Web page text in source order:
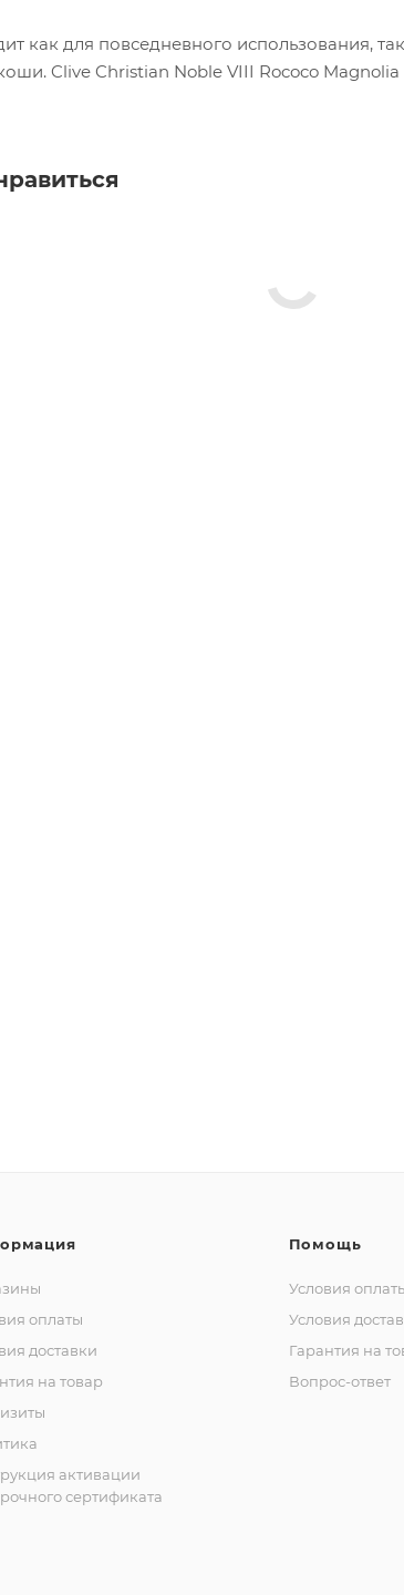
как для повседневного использования,
Clive Christian Noble VIII Rococo
оплаты
доставки
на товар
активации
сертификата
Помощь
Условия
Условия
Гарантия на
Вопрос-ответ